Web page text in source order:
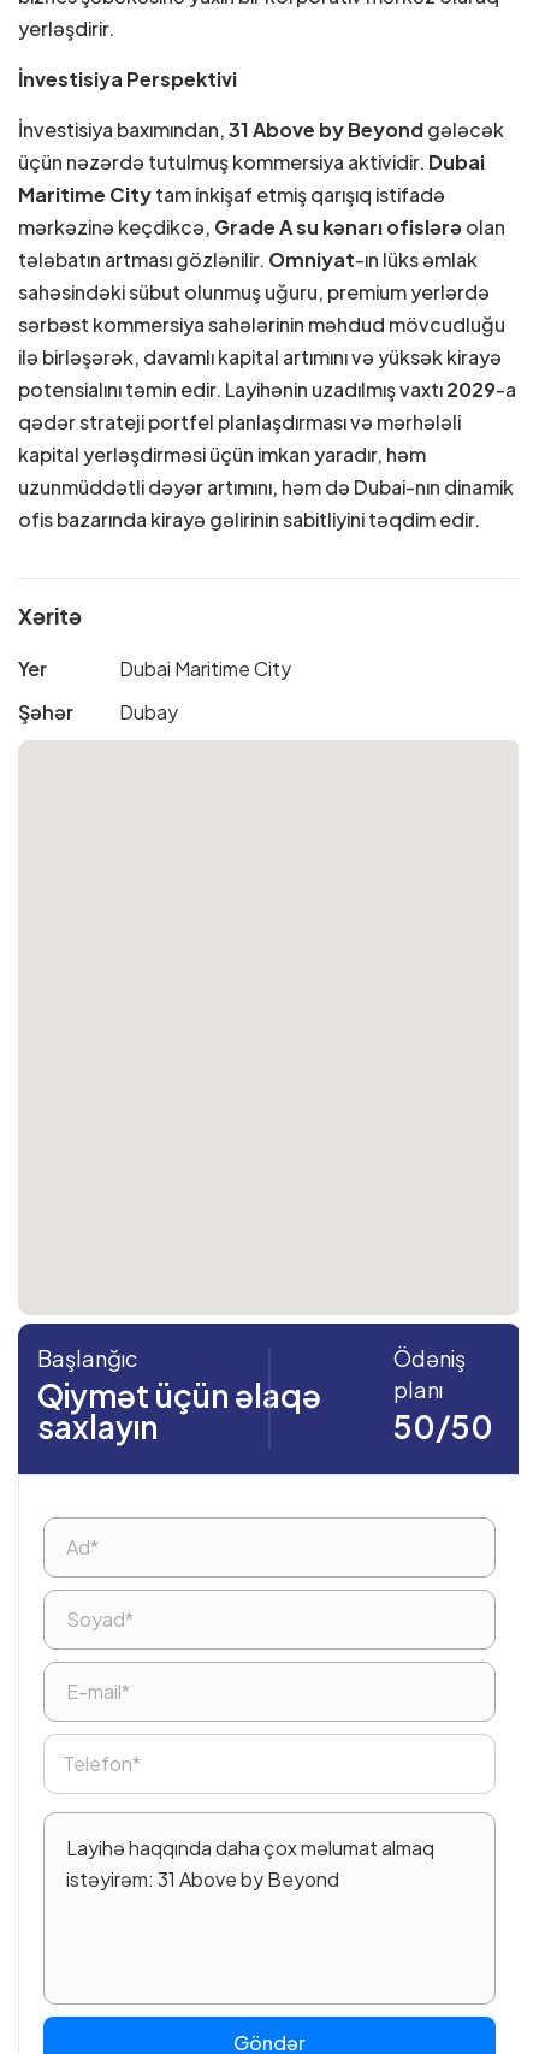
yerləşdirir.
İnvestisiya Perspektivi
İnvestisiya baxımından,31 Above by Beyondgələcək
üçün nəzərdə tutulmuş kommersiya aktividir. Dubai
Maritime Citytam inkişaf etmiş qarışıq istifadə
mərkəzinə keçdikcə, Grade A su kənarı ofislərəolan
tələbatın artması gözlənilir. Omniyat-ın lüks əmlak
sahəsindəki sübut olunmuş uğuru, premium yerlərdə
sərbəst kommersiya sahələrinin məhdud mövcudluğu
ilə birləşərək, davamlı kapital artımını və yüksək kirayə
potensialını təmin edir. Layihənin uzadılmış vaxtı2029-a
qədər strateji portfel planlaşdırması və mərhələli
kapital yerləşdirməsi üçün imkan yaradır, həm
uzunmüddətli dəyər artımını, həm də Dubai-nın dinamik
ofis bazarında kirayə gəlirinin sabitliyini təqdim edir.
Xəritə
Yer
Dubai Maritime City
Şəhər
Dubay
Başlanğıc
Qiymət üçün əlaqə
saxlayın
Ödəniş
planı
50/50
Göndər